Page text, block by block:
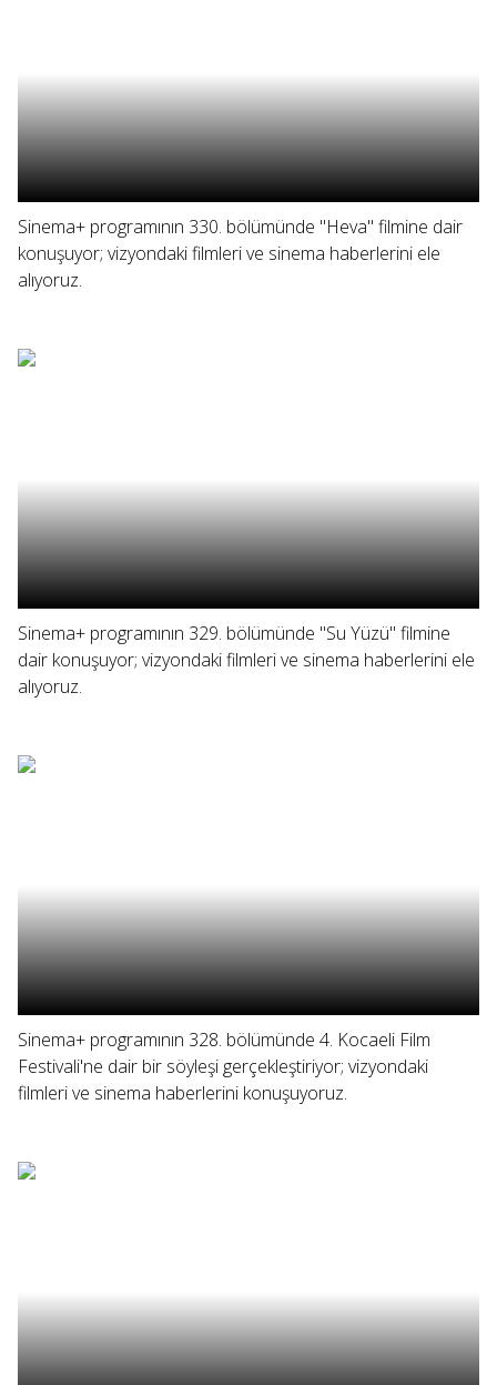
Sinema+ programının 330. bölümünde "Heva" filmine dair
konuşuyor; vizyondaki filmleri ve sinema haberlerini ele
alıyoruz.
Sinema+ programının 329. bölümünde "Su Yüzü" filmine
dair konuşuyor; vizyondaki filmleri ve sinema haberlerini ele
alıyoruz.
Sinema+ programının 328. bölümünde 4. Kocaeli Film
Festivali'ne dair bir söyleşi gerçekleştiriyor; vizyondaki
filmleri ve sinema haberlerini konuşuyoruz.